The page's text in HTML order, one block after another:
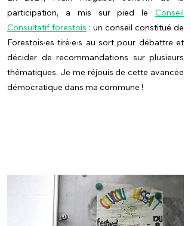
participation, a mis sur pied le Conseil
Consultatif forestois : un conseil constitué de
Forestois·es tiré·e·s au sort pour débattre et
décider de recommandations sur plusieurs
thématiques. Je me réjouis de cette avancée
démocratique dans ma commune !